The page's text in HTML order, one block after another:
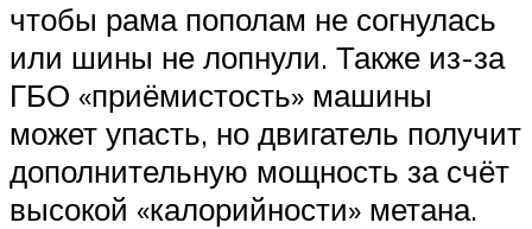
чтобы рама пополам не согнулась
или шины не лопнули. Также из-за
ГБО «приёмистость» машины
может упасть, но двигатель получит
дополнительную мощность за счёт
высокой «калорийности» метана.